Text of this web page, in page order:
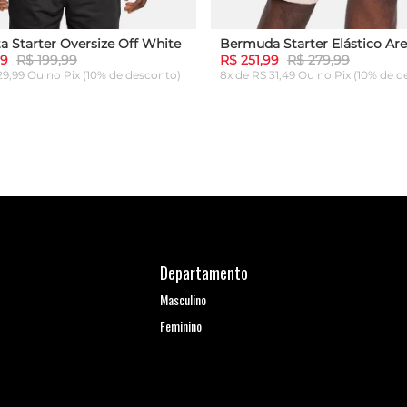
Starter Oversize Off White
R$ 199,99
Ou no Pix (10% de desconto)
Bermuda Starter Elástico
R$ 251,99 R$ 279,99
8x de R$ 31,49 Ou no Pix (10% de
Departamento
Masculino
Feminino